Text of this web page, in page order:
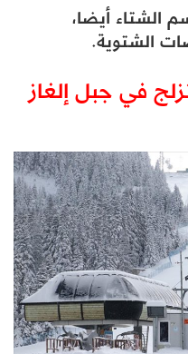
أيضا،
الشتوية.
في جبل إلغاز